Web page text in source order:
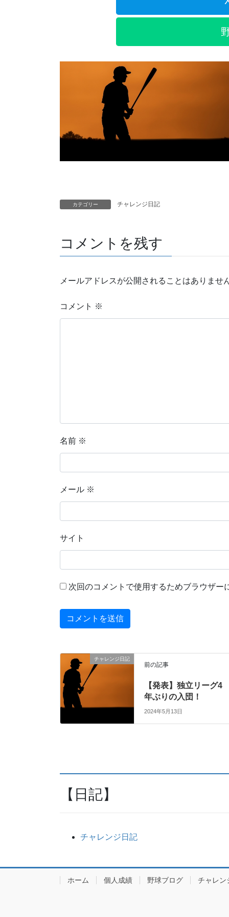
カテゴリー チャレンジ日記
コメントを残す
メールアドレスが公開されることはありませ
コメント ※
名前 ※
メール ※
サイト
次回のコメントで使用するためブラウザ
チャレンジ日記
前の記事
【発表】独立リーグ4
年ぶりの入団！
2024年5月13日
【日記】
チャレンジ日記
ホーム 個人成績 野球ブログ チャレン